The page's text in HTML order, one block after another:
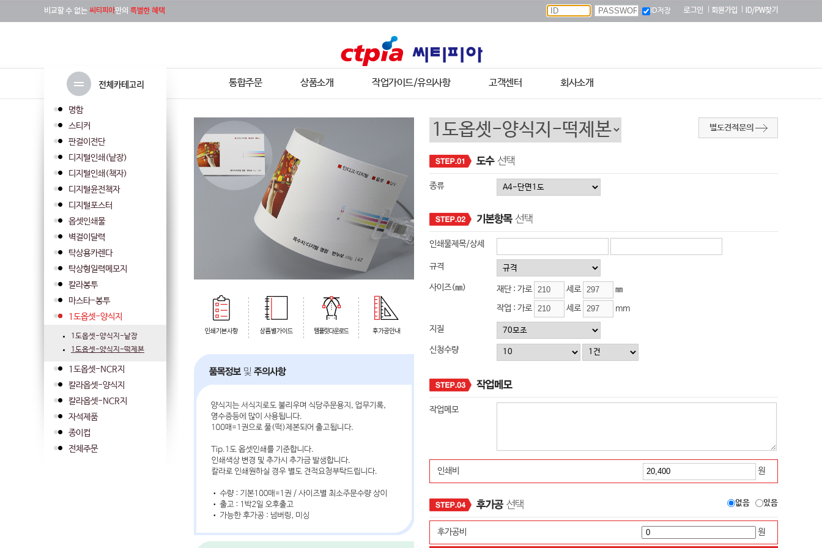
ID저장
통합주문 상품소개 작업가이드/유의사항 고객센터 회사소개
명함
스티커
판걸이전단
디지털인쇄(낱장)
디지털인쇄(책자)
디지털윤전책자
디지털포스터
옵셋인쇄물
벽걸이달력
탁상용카렌다
탁상형일력메모지
칼라봉투
마스타-봉투
1도옵셋-양식지
1도옵셋-양식지-낱장
1도옵셋-양식지-떡제본
1도옵셋-NCR지
칼라옵셋-양식지
칼라옵셋-NCR지
자석제품
종이컵
전체주문
별도견적문의
종류
인쇄물제목/상세
규격
사이즈(㎜) 재단 : 가로 세로
㎜
작업 : 가로
세로 mm
지질
신청수량
작업메모
인쇄비 원
없음 있음
후가공비 원